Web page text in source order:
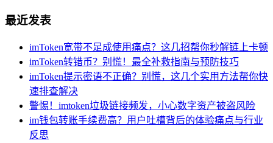
最近发表
imToken宽带不足成使用痛点？这几招帮你秒解链上卡顿
imToken转错币？别慌！最全补救指南与预防技巧
imToken提示密语不正确？别慌，这几个实用方法帮你快
速排查解决
警惕！imtoken垃圾链接频发，小心数字资产被盗风险
im钱包转账手续费高？用户吐槽背后的体验痛点与行业
反思